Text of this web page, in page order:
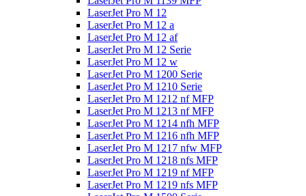
LaserJet Pro M 12
LaserJet Pro M 12 a
LaserJet Pro M 12 af
LaserJet Pro M 12 Serie
LaserJet Pro M 12 w
LaserJet Pro M 1200 Serie
LaserJet Pro M 1210 Serie
LaserJet Pro M 1212 nf MFP
LaserJet Pro M 1213 nf MFP
LaserJet Pro M 1214 nfh MFP
LaserJet Pro M 1216 nfh MFP
LaserJet Pro M 1217 nfw MFP
LaserJet Pro M 1218 nfs MFP
LaserJet Pro M 1219 nf MFP
LaserJet Pro M 1219 nfs MFP